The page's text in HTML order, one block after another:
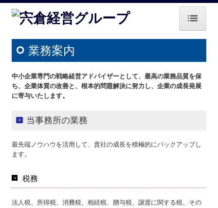
ホーム
グループ概要
業務案内
経営者お役立ち情報
業務案内
中小企業専門の戦略経営アドバイザーとして、最高の業務品質を保
ち、企業体質の改善と、根本的問題解決に努力し、企業の成長発展
に寄与いたします。
当事務所の業務
最先端ノウハウを活用して、貴社の成長を積極的にバックアップし
ます。
税務
法人税、所得税、消費税、相続税、贈与税、譲渡に関する税、その